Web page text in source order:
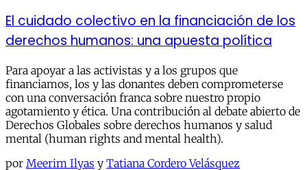
El cuidado colectivo en la financiación de los
derechos humanos: una apuesta política
Para apoyar a las activistas y a los grupos que
financiamos, los y las donantes deben comprometerse
con una conversación franca sobre nuestro propio
agotamiento y ética. Una contribución al debate abierto de
Derechos Globales sobre derechos humanos y salud
mental (human rights and mental health).
por Meerim Ilyas y Tatiana Cordero Velásquez